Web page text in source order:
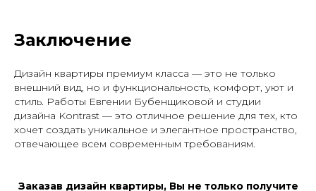
Заключение
Дизайн квартиры премиум класса — это не только
внешний вид, но и функциональность, комфорт, уют и
стиль. Работы Евгении Бубенщиковой и студии
дизайна Kontrast — это отличное решение для тех, кто
хочет создать уникальное и элегантное пространство,
отвечающее всем современным требованиям.
Заказав дизайн квартиры, Вы не только получите